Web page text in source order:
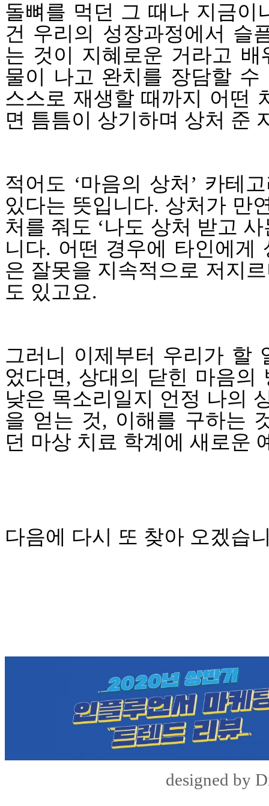
돌뼈를 먹던 그 때나 지금이
건 우리의 성장과정에서 슬
는 것이 지혜로운 거라고
물이 나고 완치를 장담할
스스로 재생할 때까지 어떤
면 틈틈이 상기하며 상처 준
적어도 ‘마음의 상처 ’ 카테
있다는 뜻입니다. 상처가 만
처를 줘도 ‘나도 상처 받고 사
니다. 어떤 경우에 타인에게
은 잘못을 지속적으로 저지
도 있고요.
그러니 이제부터 우리가 할
었다면, 상대의 닫힌 마음의
낮은 목소리일지 언정 나의
을 얻는 것, 이해를 구하는
던 마상 치료 학계에 새로운
다음에 다시 또 찾아 오겠습
designed by